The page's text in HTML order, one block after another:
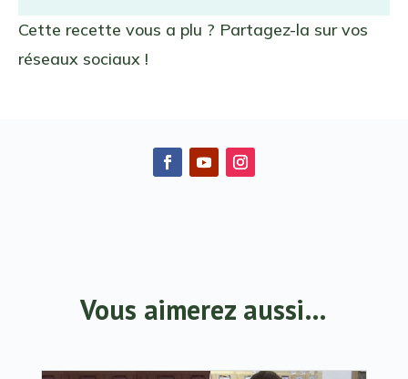
Cette recette vous a plu ? Partagez-la sur vos
réseaux sociaux !
Vous aimerez aussi…